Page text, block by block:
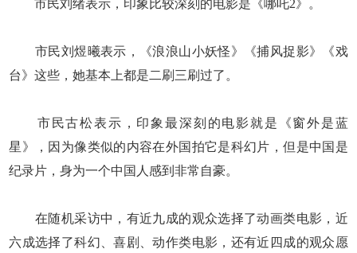
市民刘绪表示，印象比较深刻的电影是《哪吒2》。
市民刘煜曦表示，《浪浪山小妖怪》《捕风捉影》《戏
台》这些，她基本上都是二刷三刷过了。
市民古松表示，印象最深刻的电影就是《窗外是蓝
星》，因为像类似的内容在外国拍它是科幻片，但是中国是
纪录片，身为一个中国人感到非常自豪。
在随机采访中，有近九成的观众选择了动画类电影，近
六成选择了科幻、喜剧、动作类电影，还有近四成的观众愿